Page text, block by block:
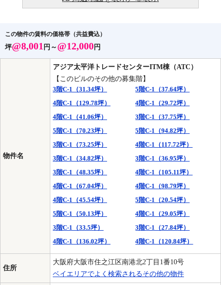
この物件の賃料の価格帯（共益費込）
坪@8,001 円～ @12,000 円
物件名
アジア太平洋トレードセンターITM棟（ATC）
【このビルのその他の募集階】
3階C-1（31.34坪）
5階C-1（37.64坪）
4階C-1（129.78坪）
4階C-1（29.72坪）
4階C-1（41.06坪）
3階C-1（37.75坪）
5階C-1（70.23坪）
5階C-1（94.82坪）
3階C-1（73.25坪）
4階C-1（117.72坪）
3階C-1（34.82坪）
3階C-1（36.95坪）
3階C-1（48.35坪）
4階C-1（105.11坪）
4階C-1（67.04坪）
4階C-1（98.79坪）
4階C-1（45.54坪）
5階C-1（20.54坪）
5階C-1（50.13坪）
4階C-1（29.05坪）
3階C-1（33.5坪）
3階C-1（27.84坪）
4階C-1（136.02坪）
4階C-1（120.84坪）
住所
大阪府大阪市住之江区南港北2丁目1番10号
ベイエリアでよく検索されるその他の物件